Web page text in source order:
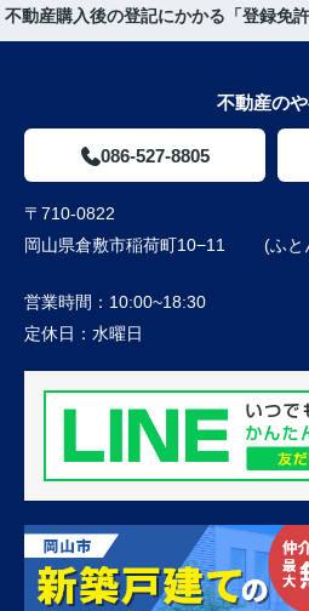
不動産購入後の登記にかかる「登録免
不動産の
086-527-8805
〒710-0822
岡山県倉敷市稲荷町10−11 (ふと
営業時間： 10:00~18:30
定休日： 水曜日